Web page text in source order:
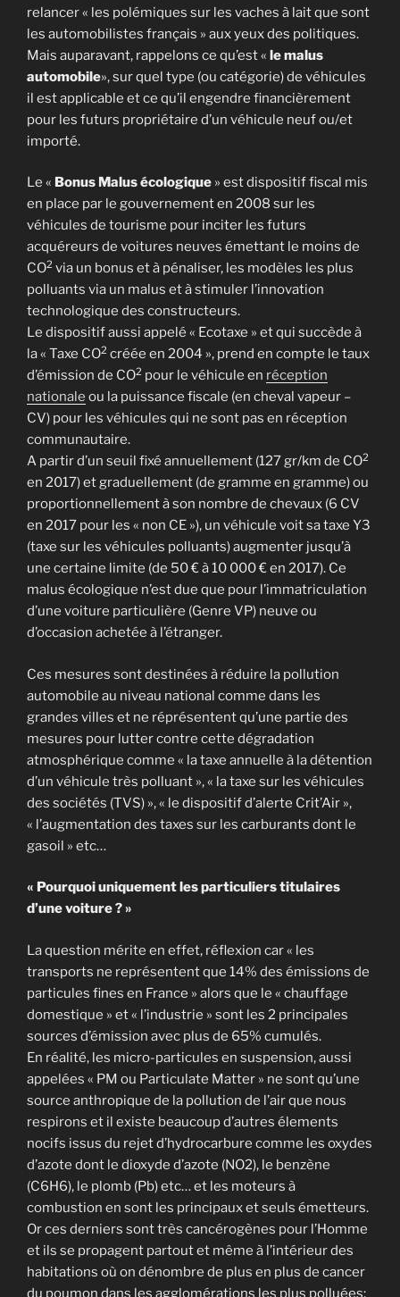
relancer « les polémiques sur les vaches à lait que sont
les automobilistes français » aux yeux des politiques.
Mais auparavant, rappelons ce qu’est « le malus
automobile», sur quel type (ou catégorie) de véhicules
il est applicable et ce qu’il engendre financièrement
pour les futurs propriétaire d’un véhicule neuf ou/et
importé.
Le « Bonus Malus écologique » est dispositif fiscal mis
en place par le gouvernement en 2008 sur les
véhicules de tourisme pour inciter les futurs
acquéreurs de voitures neuves émettant le moins de
CO2 via un bonus et à pénaliser, les modèles les plus
polluants via un malus et à stimuler l’innovation
technologique des constructeurs.
Le dispositif aussi appelé « Ecotaxe » et qui succède à
la « Taxe CO2 créée en 2004 », prend en compte le taux
d’émission de CO2 pour le véhicule en réception
nationale ou la puissance fiscale (en cheval vapeur –
CV) pour les véhicules qui ne sont pas en réception
communautaire.
A partir d’un seuil fixé annuellement (127 gr/km de CO2
en 2017) et graduellement (de gramme en gramme) ou
proportionnellement à son nombre de chevaux (6 CV
en 2017 pour les « non CE »), un véhicule voit sa taxe Y3
(taxe sur les véhicules polluants) augmenter jusqu’à
une certaine limite (de 50 € à 10 000 € en 2017). Ce
malus écologique n’est due que pour l’immatriculation
d’une voiture particulière (Genre VP) neuve ou
d’occasion achetée à l’étranger.
Ces mesures sont destinées à réduire la pollution
automobile au niveau national comme dans les
grandes villes et ne réprésentent qu’une partie des
mesures pour lutter contre cette dégradation
atmosphérique comme « la taxe annuelle à la détention
d’un véhicule très polluant », « la taxe sur les véhicules
des sociétés (TVS) », « le dispositif d’alerte Crit’Air »,
« l’augmentation des taxes sur les carburants dont le
gasoil » etc…
« Pourquoi uniquement les particuliers titulaires
d’une voiture ? »
La question mérite en effet, réflexion car « les
transports ne représentent que 14% des émissions de
particules fines en France » alors que le « chauffage
domestique » et « l’industrie » sont les 2 principales
sources d’émission avec plus de 65% cumulés.
En réalité, les micro-particules en suspension, aussi
appelées « PM ou Particulate Matter » ne sont qu’une
source anthropique de la pollution de l’air que nous
respirons et il existe beaucoup d’autres élements
nocifs issus du rejet d’hydrocarbure comme les oxydes
d’azote dont le dioxyde d’azote (NO2), le benzène
(C6H6), le plomb (Pb) etc… et les moteurs à
combustion en sont les principaux et seuls émetteurs.
Or ces derniers sont très cancérogènes pour l’Homme
et ils se propagent partout et même à l’intérieur des
habitations où on dénombre de plus en plus de cancer
du poumon dans les agglomérations les plus polluées;